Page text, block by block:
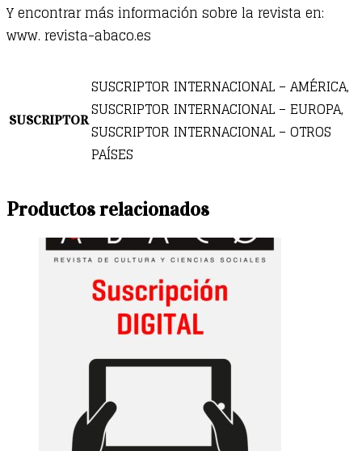
Y encontrar más información sobre la revista en:
www. revista-abaco.es
SUSCRIPTOR
SUSCRIPTOR INTERNACIONAL – AMÉRICA,
SUSCRIPTOR INTERNACIONAL – EUROPA,
SUSCRIPTOR INTERNACIONAL – OTROS
PAÍSES
Productos relacionados